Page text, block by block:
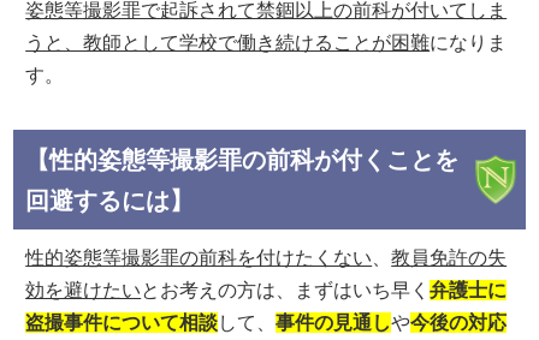
姿態等撮影罪で起訴されて禁錮以上の前科が付いてしま
うと、教師として学校で働き続けることが困難になりま
す。
【性的姿態等撮影罪の前科が付くことを
回避するには】
性的姿態等撮影罪の前科を付けたくない 、教員免許の失
効を避けたいとお考えの方は、まずはいち早く弁護士に
盗撮事件について相談して、事件の見通しや今後の対応